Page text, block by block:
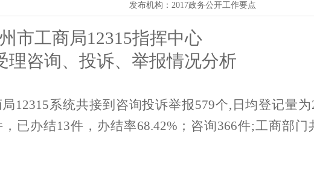
发布机构： 2017政务公开工作要点
市工商局12315指挥中心
理咨询、投诉、举报情况分析
12315系统共接到咨询投诉举报579个, 日均登记量为
，已办结13件，办结率68.42% ；咨询366件;工商部门